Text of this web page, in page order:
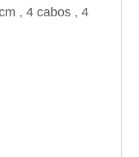
, 4 cabos , 4